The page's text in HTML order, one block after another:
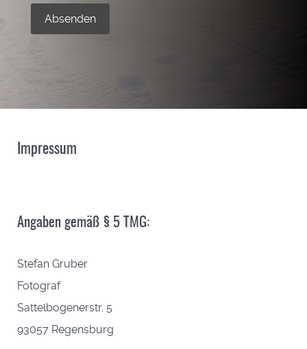
Absenden
Impressum
Angaben gemäß § 5 TMG:
Stefan Gruber
Fotograf
Sattelbogenerstr. 5
93057 Regensburg